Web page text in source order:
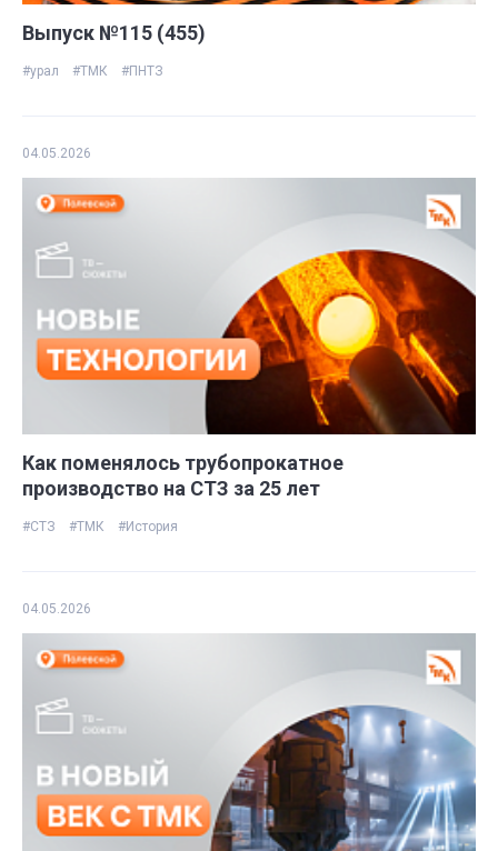
Выпуск №115 (455)
#урал #ТМК #ПНТЗ
04.05.2026
Как поменялось трубопрокатное
производство на СТЗ за 25 лет
#СТЗ #ТМК #История
04.05.2026